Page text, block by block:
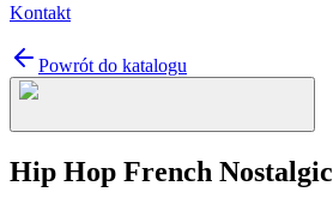
Kontakt
Powrót do katalogu
Hip Hop French Nostalgic